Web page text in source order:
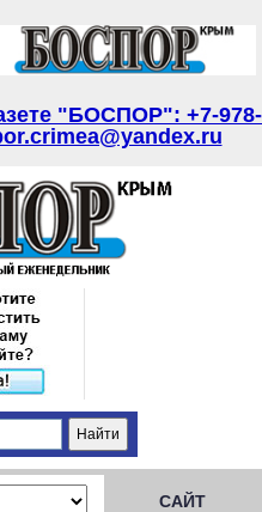
"БОСПОР": +7-978-
САЙТ